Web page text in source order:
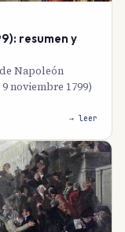
resumen y
Napoleón
noviembre 1799)
→ leer